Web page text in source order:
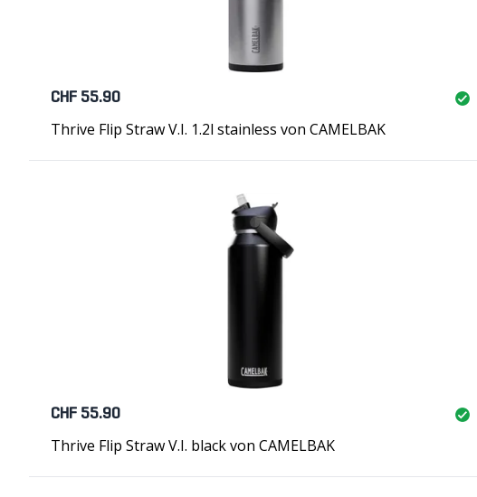
CHF 55.90
Thrive Flip Straw V.I. 1.2l stainless von CAMELBAK
CHF 55.90
Thrive Flip Straw V.I. black von CAMELBAK